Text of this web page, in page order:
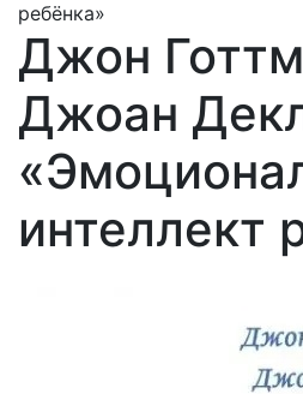
ребёнка»
Джон
Джоан
интеллект